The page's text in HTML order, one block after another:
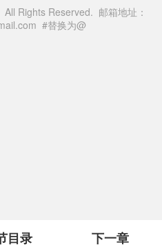
目录 下一章
Rights Reserved. 邮箱地址：
#替换为@